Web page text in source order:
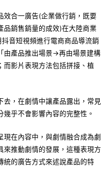
效合一廣告(企業做行銷，既要
品銷售銷量的成效)在大陸商業
音短視頻進行電商商品導流銷
由產品推出場景→再由場景建構
而影片表現方法包括拼接、植
去，在劇情中讓產品露出，常見
乎不會影響內容的完整性。
現在內容中，與劇情融合成為劇
來推動劇情的發展，這種表現方
統的廣告方式來述說產品的特